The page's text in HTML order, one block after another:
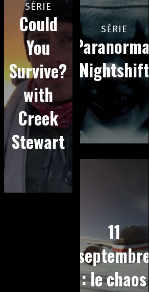
SÉRIE
Could
You
Survive?
with
Creek
Stewart
SÉRIE
Paranormal
Nightshift
11
septembre
: le chaos